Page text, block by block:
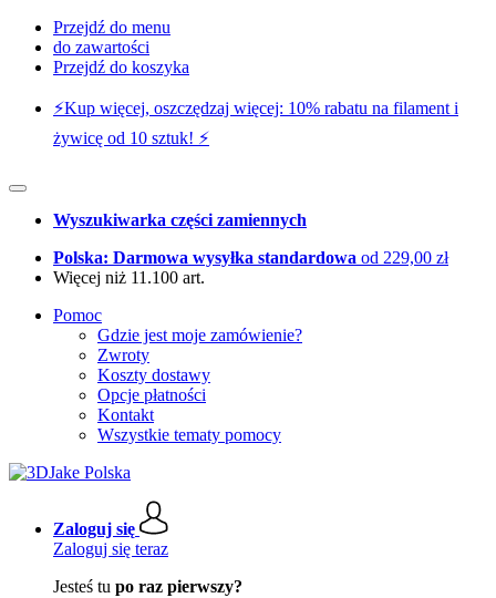
Przejdź do menu
do zawartości
Przejdź do koszyka
⚡️Kup więcej, oszczędzaj więcej: 10% rabatu na filament i
żywicę od 10 sztuk! ⚡️
Wyszukiwarka części zamiennych
Polska: Darmowa wysyłka standardowa od 229,00 zł
Więcej niż 11.100 art.
Pomoc
Gdzie jest moje zamówienie?
Zwroty
Koszty dostawy
Opcje płatności
Kontakt
Wszystkie tematy pomocy
Zaloguj się
Zaloguj się teraz
Jesteś tu po raz pierwszy?